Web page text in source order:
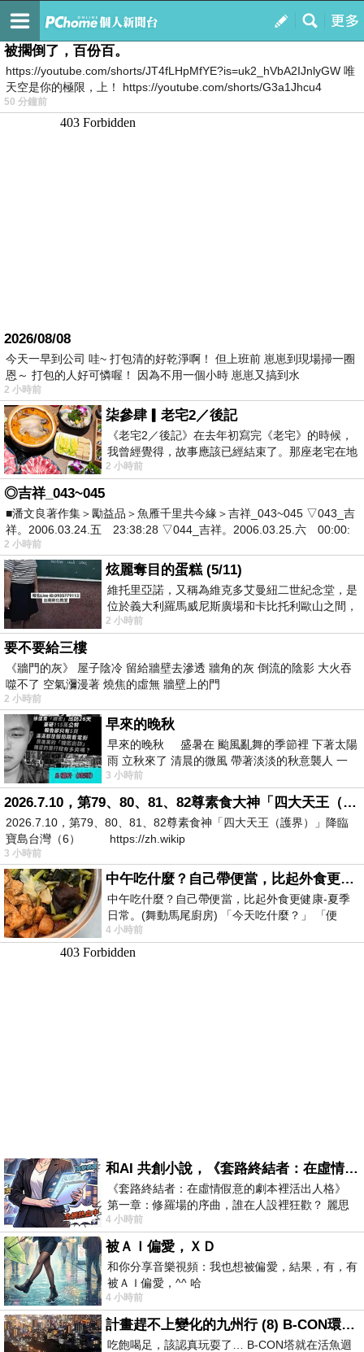
我的
最新文章
被擱倒了，百份百。
https://youtube.com/shorts/JT4fLHpMfYE?is=uk2_hVbA2IJnlyGW 唯
天空是你的極限，上！ https://youtube.com/shorts/G3a1Jhcu4
50 分鐘前
2026/08/08
今天一早到公司 哇~ 打包清的好乾淨啊！ 但上班前 崽崽到現場掃一圈
恩～ 打包的人好可憐喔！ 因為不用一個小時 崽崽又搞到水
2 小時前
柒參肆▎老宅2／後記
《老宅2／後記》在去年初寫完《老宅》的時候，
我曾經覺得，故事應該已經結束了。那座老宅在地
震中倒塌，七個人終於離開那片黑暗，
2 小時前
◎吉祥_043~045
■潘文良著作集＞勵益品＞魚雁千里共今緣＞吉祥_043~045 ▽043_吉
祥。2006.03.24.五 23:38:28 ▽044_吉祥。2006.03.25.六 00:00:
2 小時前
炫麗奪目的蛋糕 (5/11)
維托里亞諾，又稱為維克多艾曼紐二世紀念堂，是
位於義大利羅馬威尼斯廣場和卡比托利歐山之間，
用以紀念統一義大利統一後的的第一位國
2 小時前
要不要給三樓
《牆門的灰》 屋子陰冷 留給牆壁去滲透 牆角的灰 倒流的陰影 大火吞
噬不了 空氣瀰漫著 燒焦的虛無 牆壁上的門
2 小時前
早來的晚秋
早來的晚秋 盛暑在 颱風亂舞的季節裡 下著太陽
雨 立秋來了 清晨的微風 帶著淡淡的秋意襲人 一
下子 又被赤
3 小時前
2026.7.10，第79、80、81、82尊素食大神「四大天王（護界）」降臨寶島台灣（6）
2026.7.10，第79、80、81、82尊素食神「四大天王（護界）」降臨
寶島台灣（6） https://zh.wikip
3 小時前
中午吃什麼？自己帶便當，比起外食更健康-夏季日常。(舞動馬尾廚房)
中午吃什麼？自己帶便當，比起外食更健康-夏季
日常。(舞動馬尾廚房) 「今天吃什麼？」 「便
當？麵？還是炒飯？」 每天都在選擇
4 小時前
和AI 共創小說，《套路終結者：在虛情假意的劇本裡活出人格》
《套路終結者：在虛情假意的劇本裡活出人格》
第一章：修羅場的序曲，誰在人設裡狂歡？ 麗思
卡爾頓酒店的總統套房內，燈光昏
4 小時前
被ＡＩ偏愛，ＸＤ
和你分享音樂視頻：我也想被偏愛，結果，有，有
被ＡＩ偏愛，^^ 哈
4 小時前
計畫趕不上變化的九州行 (8) B-CON環球塔
吃飽喝足，該認真玩耍了… B-CON塔就在活魚迴